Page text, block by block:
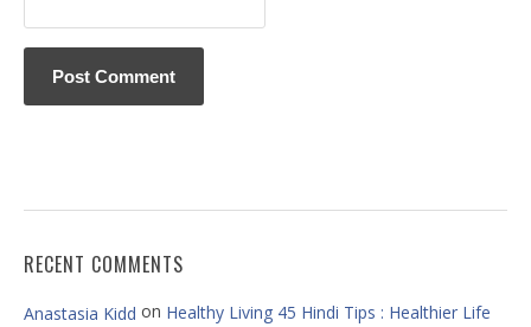
RECENT COMMENTS
Anastasia Kidd on Healthy Living 45 Hindi Tips : Healthier Life